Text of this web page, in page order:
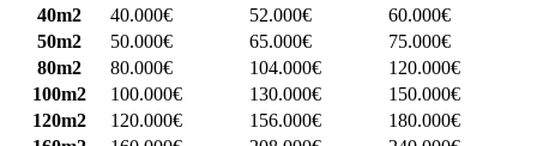
40m2
40.000€ 52.000€
60.000€
50m2
50.000€ 65.000€
75.000€
80m2
80.000€ 104.000€
120.000€
100m2
100.000€ 130.000€
150.000€
120m2
120.000€ 156.000€
180.000€